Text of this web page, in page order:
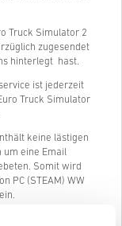
Truck Simulator 2
zugesendet
hinterlegt hast.
ist jederzeit
Truck Simulator
keine lästigen
um eine Email
Somit wird
PC (STEAM) WW